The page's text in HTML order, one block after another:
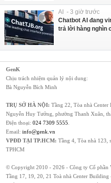
AI - 3 giờ trước
Chatbot AI đang
trả lời hàng nghìn
GenK
Chịu trách nhiệm quản lý nội dung:
Bà Nguyễn Bích Minh
TRỤ SỞ HÀ NỘI: Tầng 22, Tòa nhà
Nguyễn Huy Tưởng, phường Thanh Xuân,
Điện thoại: 024 7309 5555
Email: info@genk.vn
VPĐD TẠI TP.HCM: Tầng 4, Tòa nhà 123,
TPHCM
© Copyright 2010 - 2026 - Công ty Cổ phần
Tầng 17, 19, 20, 21 Toà nhà Center